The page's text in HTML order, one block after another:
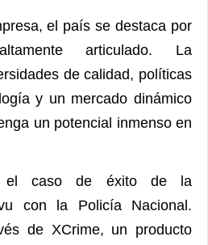
el país se destaca por
articulado. La
de calidad, políticas
y un mercado dinámico
un potencial inmenso en
el caso de éxito de la
con la Policía Nacional.
de XCrime, un producto